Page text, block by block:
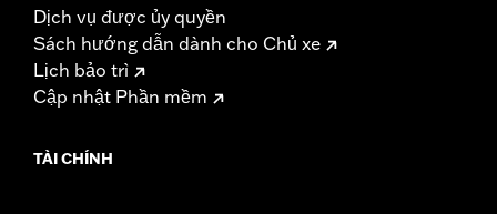
Dịch vụ được ủy quyền
Sách hướng dẫn dành cho Chủ xe
Lịch bảo trì
Cập nhật Phần mềm
TÀI CHÍNH